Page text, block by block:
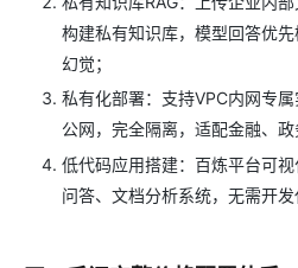
构建私有知识库，模型回答优
幻觉；
私有化部署：支持VPC内网专
公网，完全隔离，适配金融、政
低代码应用搭建：百炼平台可
问答、文档分析系统，无需开发